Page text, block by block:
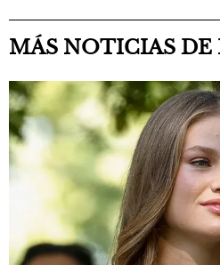
MÁS NOTICIAS DE